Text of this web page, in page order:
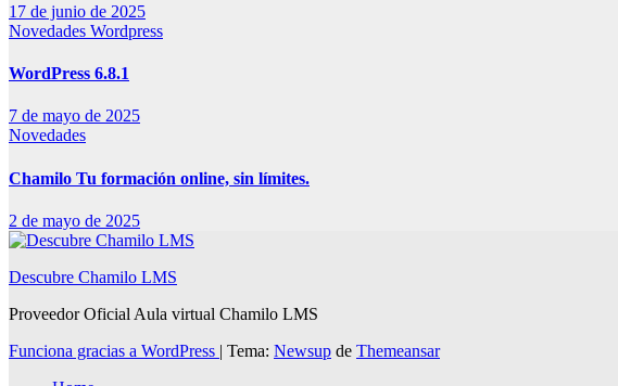
17 de junio de 2025
Novedades Wordpress
WordPress 6.8.1
7 de mayo de 2025
Novedades
Chamilo Tu formación online, sin límites.
2 de mayo de 2025
Descubre Chamilo LMS
Proveedor Oficial Aula virtual Chamilo LMS
Funciona gracias a WordPress | Tema: Newsup de Themeansar